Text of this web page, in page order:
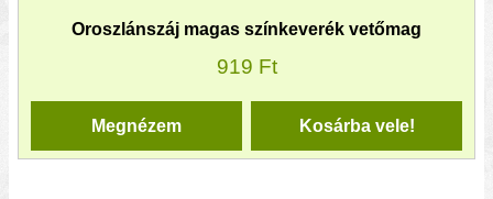
Oroszlánszáj magas színkeverék vetőmag
919 Ft
Kosárba vele!
Megnézem